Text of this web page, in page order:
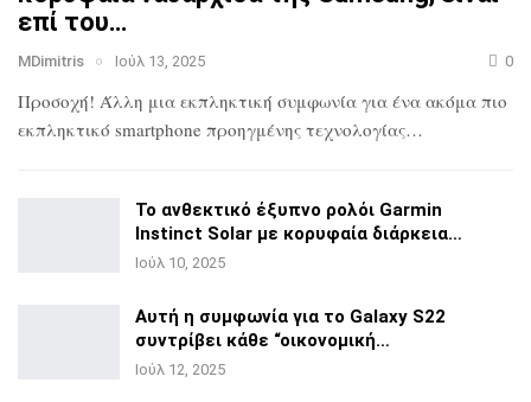
επί του…
MDimitris Ιούλ 13, 2025 0
Προσοχή! Άλλη μια εκπληκτική συμφωνία για ένα ακόμα πιο
εκπληκτικό smartphone προηγμένης τεχνολογίας…
Το ανθεκτικό έξυπνο ρολόι Garmin
Instinct Solar με κορυφαία διάρκεια…
Ιούλ 10, 2025
Αυτή η συμφωνία για το Galaxy S22
συντρίβει κάθε “οικονομική…
Ιούλ 12, 2025